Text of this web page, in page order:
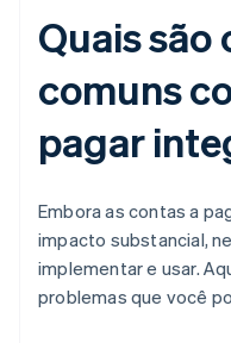
Quais são
comuns
pagar
Embora as contas a
impacto substancial,
implementar e usar.
problemas que você